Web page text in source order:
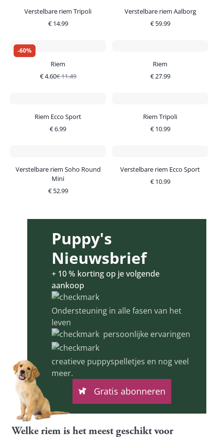
Verstelbare riem Tripoli
€ 14.99
Verstelbare riem Aalborg
€ 59.99
-60%
Riem
€4.60€11.49
Riem
€27.99
Riem Ecco Sport
€6.99
Riem Tripoli
€ 10.99
Verstelbare riem Soho Round
Mini
€ 52.99
Verstelbare riem Ecco Sport
€ 10.99
Puppy's
Nieuwsbrief
+ 10 % korting op je volgende
aankoop
Ondersteuning in alle fasen van het
leven
persoonlijke ervaringen
creatieve puppyspelletjes en nog veel
meer.
Gratis abonneren
Welke riem is het meest geschikt voor